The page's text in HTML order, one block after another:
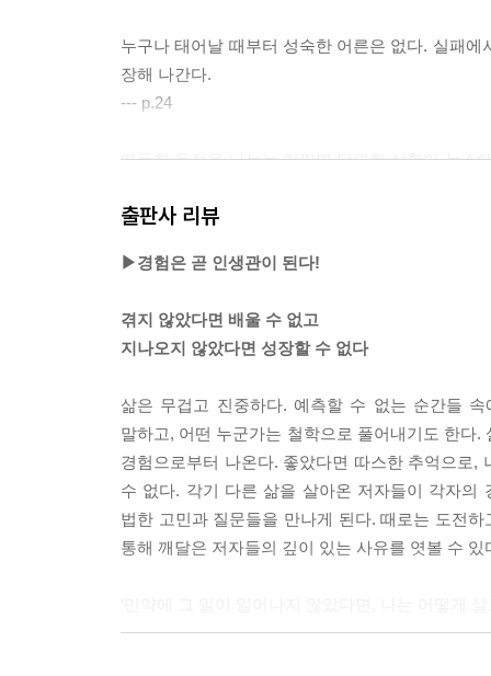
누구나 태어날 때부터 성숙한 어른은 없다. 실패
장해 나간다.
--- p.24
따듯한 온정을 나누는 어쩌면 당연한 상황이 뉴스
될 수 있기를 바란다.
경과 동정이다. 그렇다면 구분하고 구분하면 최선
--- p.36
그렇게 두려울 게 없었던 우리가 성장을 해나가
성이 커진 것일까? 책임을 져야 하는 어깨가 무거
이 달라졌기에 우리는 흔들릴까.
--- p.42
짧지도 길지도 않은 삶을 살아오며 가장 좋아하는
출판사 리뷰
▶경험은 곧 인생관이 된다!
겪지 않았다면 배울 수 없고
지나오지 않았다면 성장할 수 없다
삶은 무겁고 진중하다. 예측할 수 없는 순간들
말하고, 어떤 누군가는 철학으로 풀어내기도 한다
경험으로부터 나온다. 좋았다면 따스한 추억으로
수 없다. 각기 다른 삶을 살아온 저자들이 각자의
법한 고민과 질문들을 만나게 된다. 때로는 도전
통해 깨달은 저자들의 깊이 있는 사유를 엿볼 수 있